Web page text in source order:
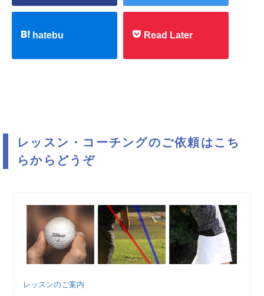
hatebu Read Later
レッスン・コーチングのご依頼はこち
らからどうぞ
レッスンのご案内